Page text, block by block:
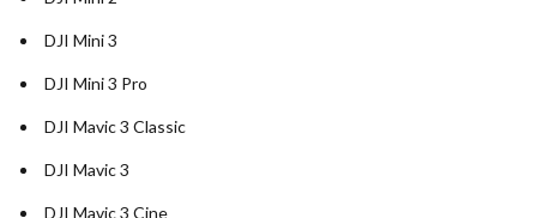
DJI Mini 3
DJI Mini 3 Pro
DJI Mavic 3 Classic
DJI Mavic 3
DJI Mavic 3 Cine